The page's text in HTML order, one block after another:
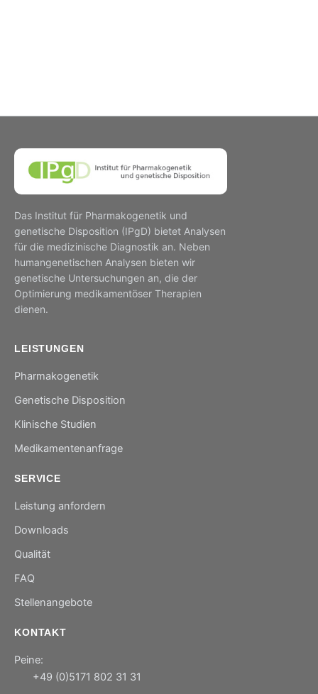
Das Institut für Pharmakogenetik und
genetische Disposition (IPgD) bietet Analysen
für die medizinische Diagnostik an. Neben
humangenetischen Analysen bieten wir
genetische Untersuchungen an, die der
Optimierung medikamentöser Therapien
dienen.
LEISTUNGEN
Pharmakogenetik
Genetische Disposition
Klinische Studien
Medikamentenanfrage
SERVICE
Leistung anfordern
Downloads
Qualität
FAQ
Stellenangebote
KONTAKT
Peine:
+49 (0)5171 802 31 31